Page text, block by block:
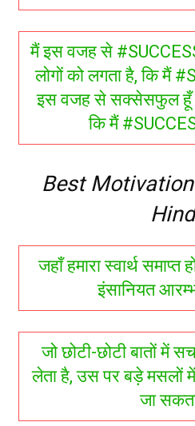
मैं इस वजह से
लोगों को लगता है, कि मैं
इस वजह से सक्सेसफुल हूँ
कि मैं
Best
जहाँ हमारा स्वार्थ समाप्त
इंसानियत
जो छोटी-छोटी बातों में
लेता है, उस पर बड़े मसलों में
जा